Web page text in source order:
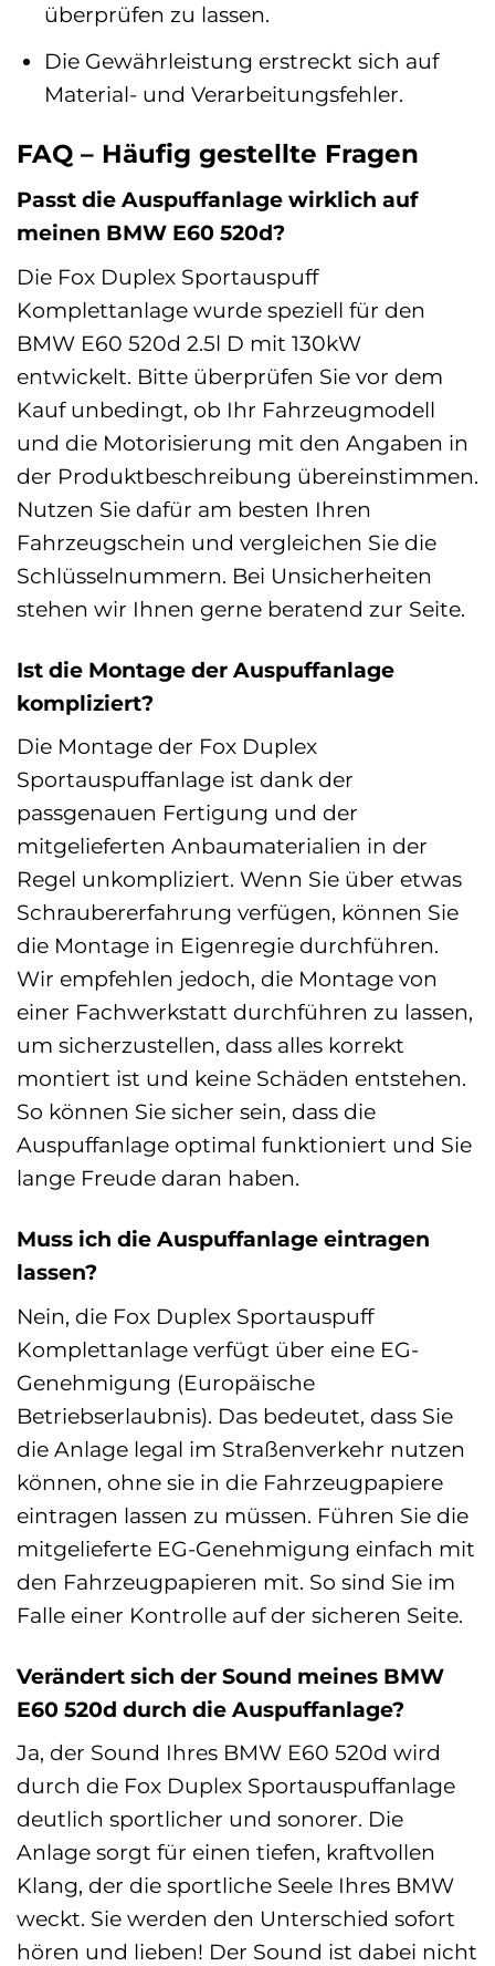
überprüfen zu lassen.
Die Gewährleistung erstreckt sich auf
Material- und Verarbeitungsfehler.
FAQ – Häufig gestellte Fragen
Passt die Auspuffanlage wirklich auf
meinen BMW E60 520d?
Die Fox Duplex Sportauspuff
Komplettanlage wurde speziell für den
BMW E60 520d 2.5l D mit 130kW
entwickelt. Bitte überprüfen Sie vor dem
Kauf unbedingt, ob Ihr Fahrzeugmodell
und die Motorisierung mit den Angaben in
der Produktbeschreibung übereinstimmen.
Nutzen Sie dafür am besten Ihren
Fahrzeugschein und vergleichen Sie die
Schlüsselnummern. Bei Unsicherheiten
stehen wir Ihnen gerne beratend zur Seite.
Ist die Montage der Auspuffanlage
kompliziert?
Die Montage der Fox Duplex
Sportauspuffanlage ist dank der
passgenauen Fertigung und der
mitgelieferten Anbaumaterialien in der
Regel unkompliziert. Wenn Sie über etwas
Schraubererfahrung verfügen, können Sie
die Montage in Eigenregie durchführen.
Wir empfehlen jedoch, die Montage von
einer Fachwerkstatt durchführen zu lassen,
um sicherzustellen, dass alles korrekt
montiert ist und keine Schäden entstehen.
So können Sie sicher sein, dass die
Auspuffanlage optimal funktioniert und Sie
lange Freude daran haben.
Muss ich die Auspuffanlage eintragen
lassen?
Nein, die Fox Duplex Sportauspuff
Komplettanlage verfügt über eine EG-
Genehmigung (Europäische
Betriebserlaubnis). Das bedeutet, dass Sie
die Anlage legal im Straßenverkehr nutzen
können, ohne sie in die Fahrzeugpapiere
eintragen lassen zu müssen. Führen Sie die
mitgelieferte EG-Genehmigung einfach mit
den Fahrzeugpapieren mit. So sind Sie im
Falle einer Kontrolle auf der sicheren Seite.
Verändert sich der Sound meines BMW
E60 520d durch die Auspuffanlage?
Ja, der Sound Ihres BMW E60 520d wird
durch die Fox Duplex Sportauspuffanlage
deutlich sportlicher und sonorer. Die
Anlage sorgt für einen tiefen, kraftvollen
Klang, der die sportliche Seele Ihres BMW
weckt. Sie werden den Unterschied sofort
hören und lieben! Der Sound ist dabei nicht